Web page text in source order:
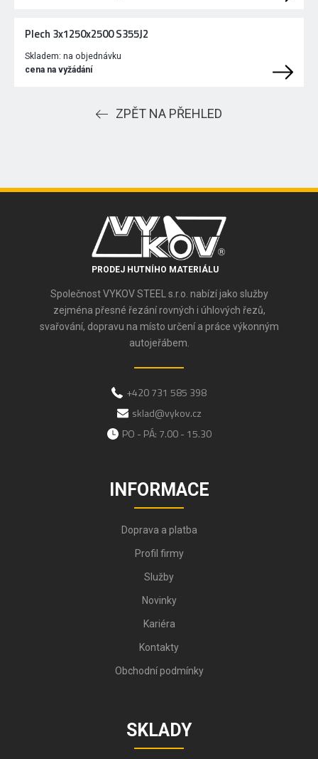
Plech 3x1250x2500 S355J2
Skladem: na objednávku
cena na vyžádání
ZPĚT NA PŘEHLED
PRODEJ HUTNÍHO MATERIÁLU
Společnost VYKOV STEEL s.r.o. nabízí jako služby
zejména přesné řezání rovných i úhlových řezů,
svařování, dopravu na místo určení a práce výkonným
autojeřábem.
+420 731 585 398
sklad@vykov.cz
PO - PÁ: 7.00 - 15.30
INFORMACE
Doprava a platba
Profil firmy
Služby
Novinky
Kariéra
Kontakty
Obchodní podmínky
SKLADY